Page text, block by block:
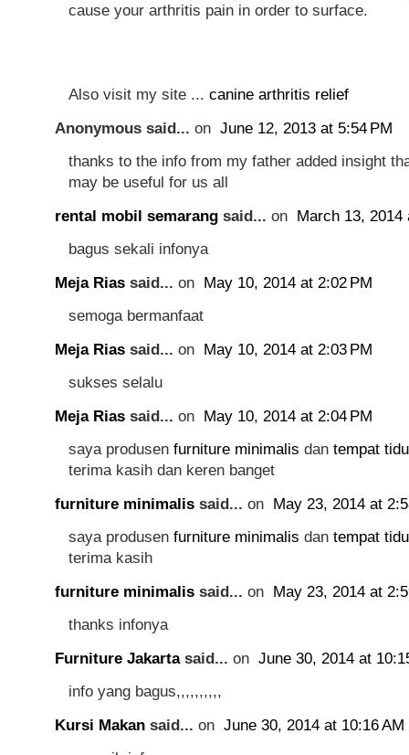
cause your arthritis pain in order to surface.
Also visit my site ... canine arthritis relief
Anonymous said... on June 12, 2013 at 5:54 PM
thanks to the info from my father added insight
may be useful for us all
rental mobil semarang said... on March 13, 2014
bagus sekali infonya
Meja Rias said... on May 10, 2014 at 2:02 PM
semoga bermanfaat
Meja Rias said... on May 10, 2014 at 2:03 PM
sukses selalu
Meja Rias said... on May 10, 2014 at 2:04 PM
saya produsen furniture minimalis dan tempat
terima kasih dan keren banget
furniture minimalis said... on May 23, 2014 at
saya produsen furniture minimalis dan tempat
terima kasih
furniture minimalis said... on May 23, 2014 at
thanks infonya
Furniture Jakartasaid... on June 30, 2014 at
info yang bagus,,,,,,,,,,
Kursi Makan said... on June 30, 2014 at 10:16 AM